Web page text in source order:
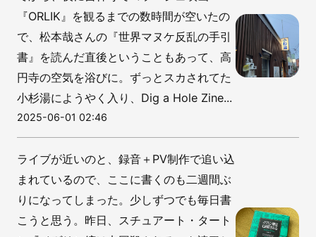
『ORLIK』を観るまでの数時間が空いたの
で、松本哉さんの『世界マヌケ反乱の手引
書』を読んだ直後ということもあって、高
円寺の空気を浴びに。ずっとスカされてた
小杉湯にようやく入り、Dig a Hole Zine...
2025-06-01 02:46
ライブが近いのと、録音＋PV制作で追い込
まれているので、ここに書くのも二週間ぶ
りになってしまった。少しずつでも毎日書
こうと思う。昨日、スチュアート・タート